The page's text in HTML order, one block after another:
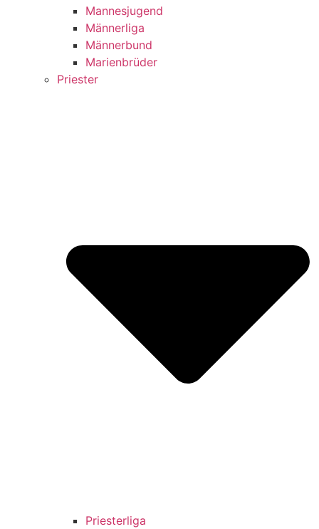
Mannesjugend
Männerliga
Männerbund
Marienbrüder
Priester
Priesterliga